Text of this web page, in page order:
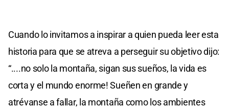
Cuando lo invitamos a inspirar a quien pueda leer esta
historia para que se atreva a perseguir su objetivo dijo:
“....no solo la montaña, sigan sus sueños, la vida es
corta y el mundo enorme! Sueñen en grande y
atrévanse a fallar, la montaña como los ambientes